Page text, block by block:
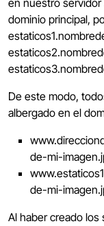
en nuestro servidor
dominio principal,
De este modo,
albergado en el
de-mi-
de-mi-
Al haber creado los